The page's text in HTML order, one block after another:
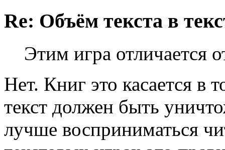
Re: Объём текста в
Этим игра отличается
Нет. Книг это касается в
текст должен быть
лучше восприниматься